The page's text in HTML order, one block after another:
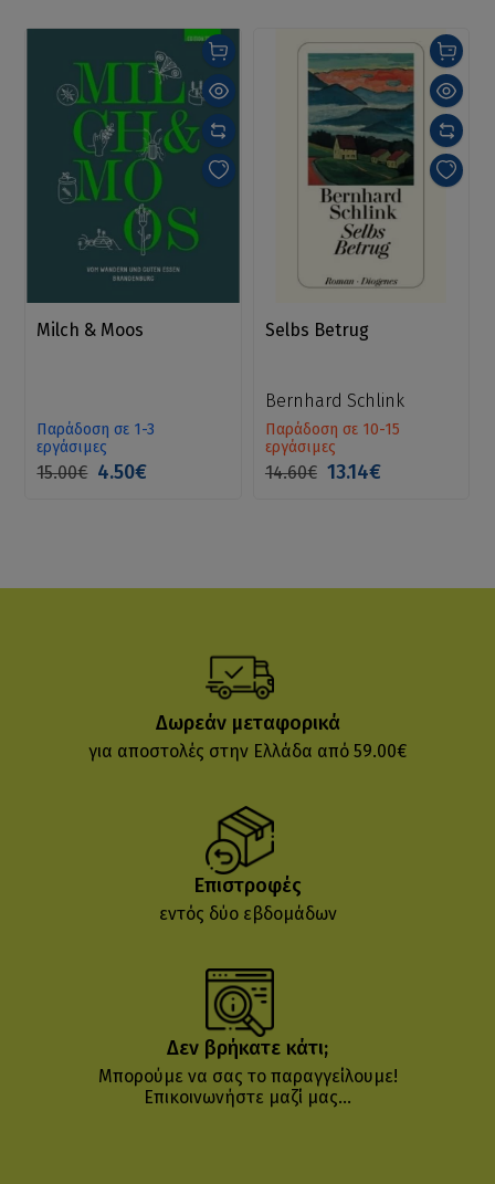
Milch & Moos
Παράδοση σε 1-3
εργάσιμες
15.00€ 4.50€
Selbs Betrug
Bernhard Schlink
Παράδοση σε 10-15
εργάσιμες
14.60€ 13.14€
Δωρεάν μεταφορικά
για αποστολές στην Ελλάδα από 59.00€
Επιστροφές
εντός δύο εβδομάδων
Δεν βρήκατε κάτι;
Μπορούμε να σας το παραγγείλουμε!
Επικοινωνήστε μαζί μας...